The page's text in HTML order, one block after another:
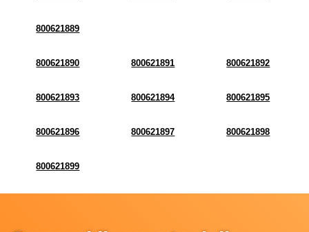
800621889
800621890 800621891 800621892
800621893 800621894 800621895
800621896 800621897 800621898
800621899